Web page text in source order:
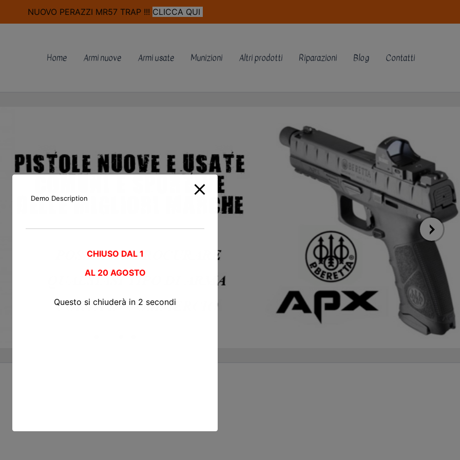
NUOVO PERAZZI MR57 TRAP !!! CLICCA QUI
Home Armi nuove Armi usate Munizioni Altri prodotti Riparazioni Blog Contatti
Demo Description
CHIUSO DAL 1
AL 20 AGOSTO
Questo si chiuderà in 2 secondi